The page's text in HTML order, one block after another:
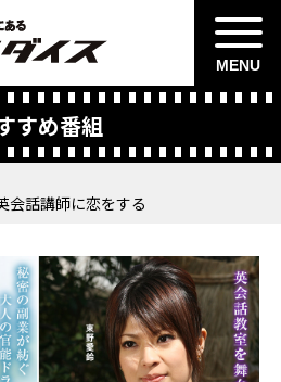
MENU
すめ番組
話講師に恋をする